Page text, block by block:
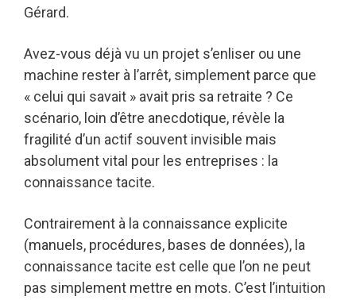
Gérard.
Avez-vous déjà vu un projet s’enliser ou une
machine rester à l’arrêt, simplement parce que
« celui qui savait » avait pris sa retraite ? Ce
scénario, loin d’être anecdotique, révèle la
fragilité d’un actif souvent invisible mais
absolument vital pour les entreprises : la
connaissance tacite.
Contrairement à la connaissance explicite
(manuels, procédures, bases de données), la
connaissance tacite est celle que l’on ne peut
pas simplement mettre en mots. C’est l’intuition